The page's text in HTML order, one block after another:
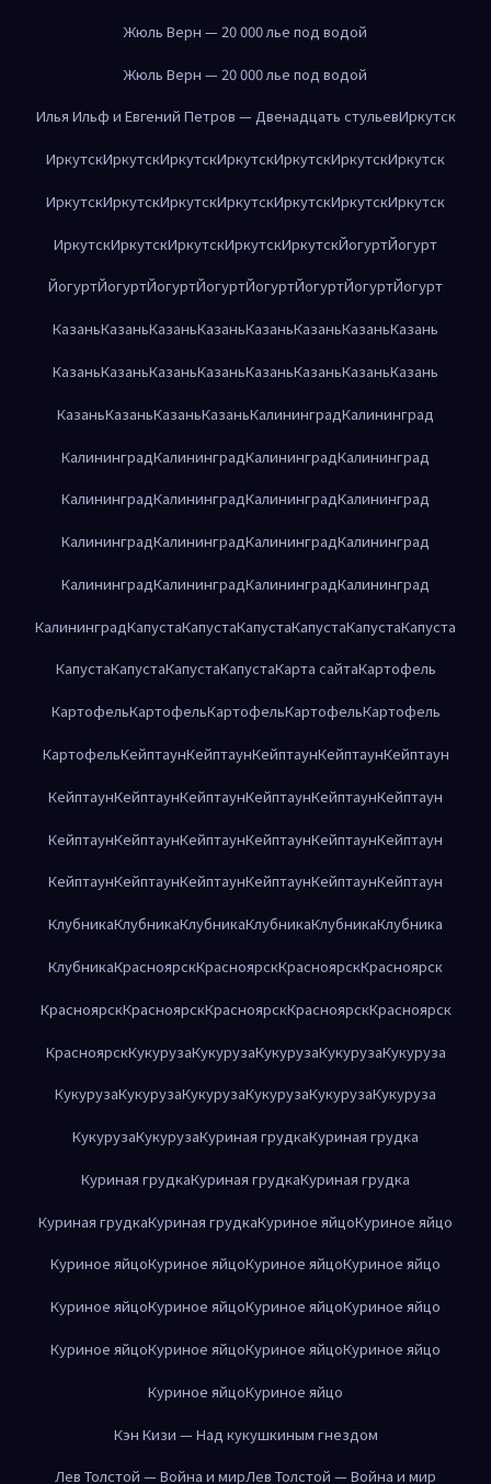
Жюль Верн — 20 000 лье под водой
Жюль Верн — 20 000 лье под водой
Илья Ильф и Евгений Петров — Двенадцать стульевИркутск
ИркутскИркутскИркутскИркутскИркутскИркутскИркутск
ИркутскИркутскИркутскИркутскИркутскИркутскИркутск
ИркутскИркутскИркутскИркутскИркутскЙогуртЙогурт
ЙогуртЙогуртЙогуртЙогуртЙогуртЙогуртЙогуртЙогурт
КазаньКазаньКазаньКазаньКазаньКазаньКазаньКазань
КазаньКазаньКазаньКазаньКазаньКазаньКазаньКазань
КазаньКазаньКазаньКазаньКалининградКалининград
КалининградКалининградКалининградКалининград
КалининградКалининградКалининградКалининград
КалининградКалининградКалининградКалининград
КалининградКалининградКалининградКалининград
КалининградКапустаКапустаКапустаКапустаКапустаКапуста
КапустаКапустаКапустаКапустаКарта сайтаКартофель
КартофельКартофельКартофельКартофельКартофель
КартофельКейптаунКейптаунКейптаунКейптаунКейптаун
КейптаунКейптаунКейптаунКейптаунКейптаунКейптаун
КейптаунКейптаунКейптаунКейптаунКейптаунКейптаун
КейптаунКейптаунКейптаунКейптаунКейптаунКейптаун
КлубникаКлубникаКлубникаКлубникаКлубникаКлубника
КлубникаКрасноярскКрасноярскКрасноярскКрасноярск
КрасноярскКрасноярскКрасноярскКрасноярскКрасноярск
КрасноярскКукурузаКукурузаКукурузаКукурузаКукуруза
КукурузаКукурузаКукурузаКукурузаКукурузаКукуруза
КукурузаКукурузаКуриная грудкаКуриная грудка
Куриная грудкаКуриная грудкаКуриная грудка
Куриная грудкаКуриная грудкаКуриное яйцоКуриное яйцо
Куриное яйцоКуриное яйцоКуриное яйцоКуриное яйцо
Куриное яйцоКуриное яйцоКуриное яйцоКуриное яйцо
Куриное яйцоКуриное яйцоКуриное яйцоКуриное яйцо
Куриное яйцоКуриное яйцо
Кэн Кизи — Над кукушкиным гнездом
Лев Толстой — Война и мирЛев Толстой — Война и мир